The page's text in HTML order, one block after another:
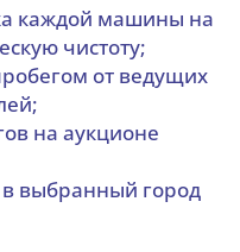
каждой машины на
чистоту;
от ведущих
на аукционе
выбранный город